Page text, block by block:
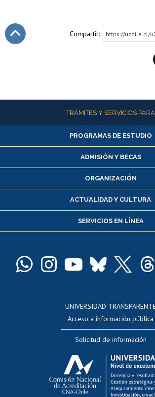
Compartir: https://uchile.cl/
Más informaciónTRÁMITES Y SERVICIOS PARA
Alumnas/os y exalumnas/os
Matrícula en línea
Inscripción y cambio de
Consulta y certificado de notas
Servicio médico y dental
Pago de arancel y crédito
Docentes
Evaluación docente
Calificación académica
Postulación al AUCAI
Funcionarias/os
PROGRAMAS DE ESTUDIO
ADMISIÓN Y BECAS
ORGANIZACIÓN
ACTUALIDAD Y CULTURA
SERVICIOS EN LÍNEA
UNIVERSIDAD
Acceso a información pública
Solicitud de información